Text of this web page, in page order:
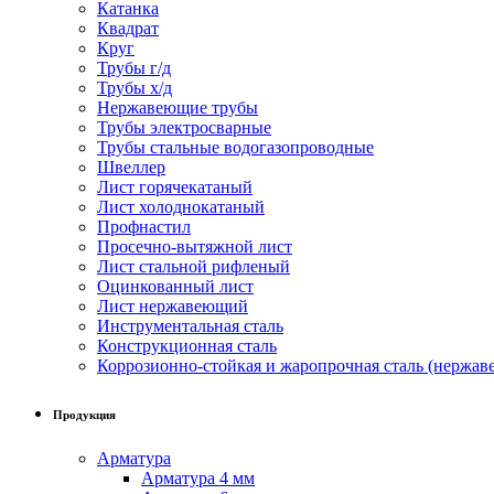
Катанка
Квадрат
Круг
Трубы г/д
Трубы х/д
Нержавеющие трубы
Трубы электросварные
Трубы стальные водогазопроводные
Швеллер
Лист горячекатаный
Лист холоднокатаный
Профнастил
Просечно-вытяжной лист
Лист стальной рифленый
Оцинкованный лист
Лист нержавеющий
Инструментальная сталь
Конструкционная сталь
Коррозионно-стойкая и жаропрочная сталь
Продукция
Арматура
Арматура 4 мм